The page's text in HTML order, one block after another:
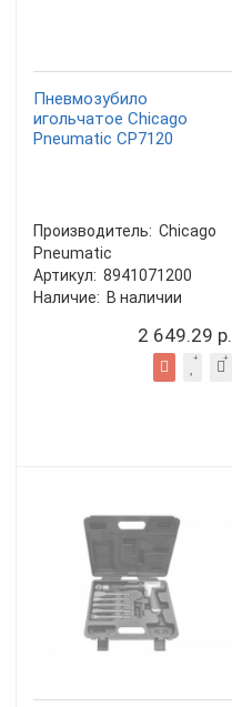
Пневмозубило
игольчатое Chicago
Pneumatic CP7120
Производитель: Chicago
Pneumatic
Артикул: 8941071200
Наличие: В наличии
2 649.29 р.